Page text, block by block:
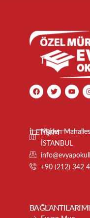
İLETİŞİM
Maden
İSTANBUL
+90 (212) 342